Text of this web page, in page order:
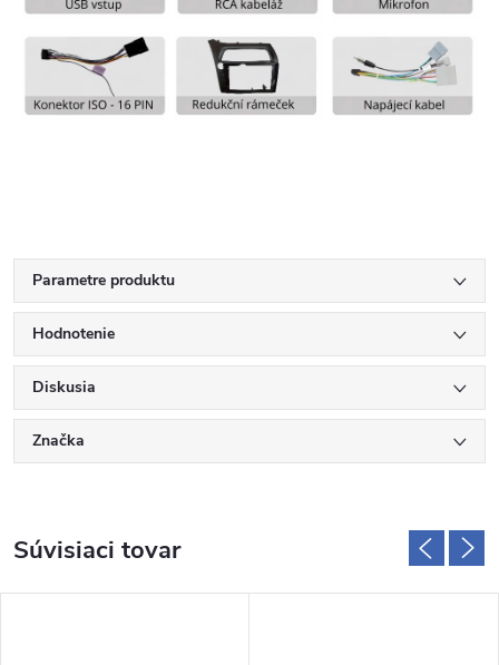
Parametre produktu
Hodnotenie
Diskusia
Značka
Súvisiaci tovar